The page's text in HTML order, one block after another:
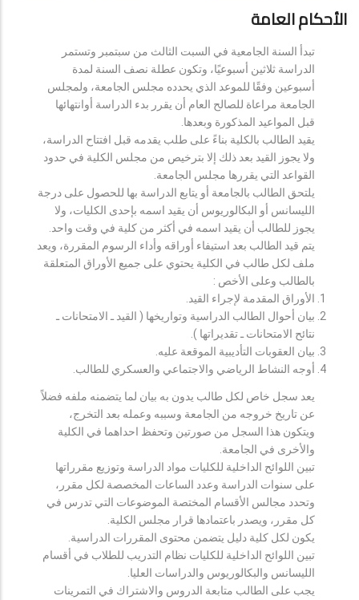
الأحكام العامة
تبدأ السنة الجامعية في السبت الثالث من سبتمبر وتستمر
الدراسة ثلاثين أسبوعيًا، وتكون عطلة نصف السنة لمدة
أسبوعين وفقًا للموعد الذي يحدده مجلس الجامعة، ولمجلس
الجامعة مراعاة للصالح العام أن يقرر بدء الدراسة أوانتهائها
قبل المواعيد المذكورة وبعدها.
يقيد الطالب بالكلية بناءً على طلب يقدمه قبل افتتاح الدراسة،
ولا يجوز القيد بعد ذلك إلا بترخيص من مجلس الكلية في حدود
القواعد التي يقررها مجلس الجامعة.
يلتحق الطالب بالجامعة أو يتابع الدراسة بها للحصول على درجة
الليسانس أو البكالوريوس أن يقيد اسمه بإحدى الكليات، ولا
يجوز للطالب أن يقيد اسمه في أكثر من كلية في وقت واحد.
يتم قيد الطالب بعد استيفاء أوراقه وأداء الرسوم المقررة، ويعد
ملف لكل طالب في الكلية يحتوي على جميع الأوراق المتعلقة
بالطالب وعلى الأخص :
الأوراق المقدمة لإجراء القيد.
بيان أحوال الطالب الدراسية وتواريخها ( القيد ـ الامتحانات ـ
نتائح الامتحانات ـ تقديراتها ).
بيان العقوبات التأديبية الموقعة عليه.
أوجه النشاط الرياضي والاجتماعي والعسكري للطالب.
يعد سجل خاص لكل طالب يدون به بيان لما يتضمنه ملفه فضلاً
عن تاريخ خروجه من الجامعة وسببه وعمله بعد التخرج،
ويتكون هذا السجل من صورتين وتحفظ احداهما في الكلية
والأخرى في الجامعة.
تبين اللوائح الداخلية للكليات مواد الدراسة وتوزيع مقرراتها
على سنوات الدراسة وعدد الساعات المخصصة لكل مقرر،
وتحدد مجالس الأقسام المختصة الموضوعات التي تدرس في
كل مقرر، ويصدر باعتمادها قرار مجلس الكلية.
يكون لكل كلية دليل يتضمن محتوى المقررات الدراسية.
تبين اللوائح الداخلية للكليات نظام التدريب للطلاب في أقسام
الليسانس والبكالوريوس والدراسات العليا.
يجب على الطالب متابعة الدروس والاشتراك في التمرينات